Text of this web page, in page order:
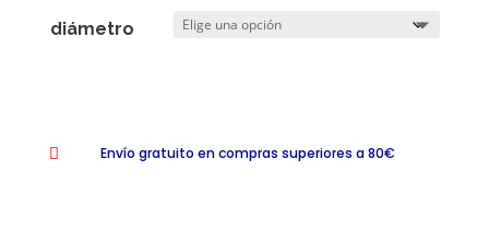
diámetro
 Envío gratuito en compras superiores a 80€